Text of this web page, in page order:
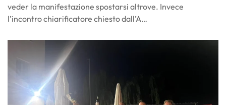
veder la manifestazione spostarsi altrove. Invece
l’incontro chiarificatore chiesto dall’A…